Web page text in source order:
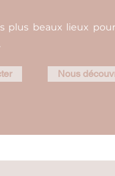
plus beaux lieux
Nous